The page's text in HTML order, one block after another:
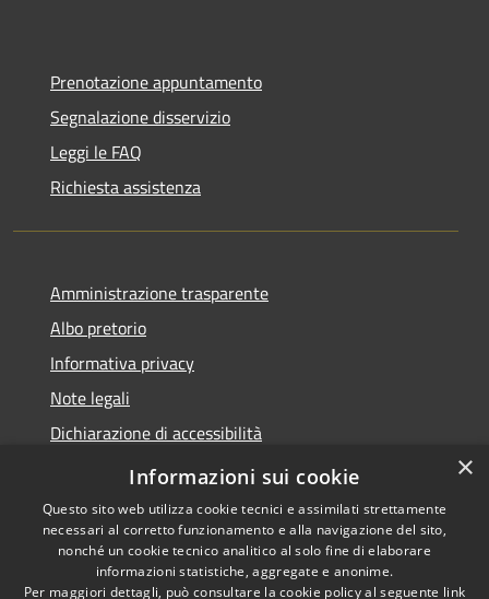
Prenotazione appuntamento
Segnalazione disservizio
Leggi le FAQ
Richiesta assistenza
Amministrazione trasparente
Albo pretorio
Informativa privacy
Note legali
Dichiarazione di accessibilità
Piano di miglioramento del sito
Copyright © 2026 • Comune di
×
Informazioni sui cookie
Questo sito web utilizza cookie tecnici e assimilati strettamente
necessari al corretto funzionamento e alla navigazione del sito,
nonché un cookie tecnico analitico al solo fine di elaborare
informazioni statistiche, aggregate e anonime.
Per maggiori dettagli, può consultare la cookie policy al seguente link